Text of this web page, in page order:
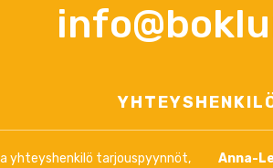
yhteyshenkilö tarjouspyynnöt,
Anna-